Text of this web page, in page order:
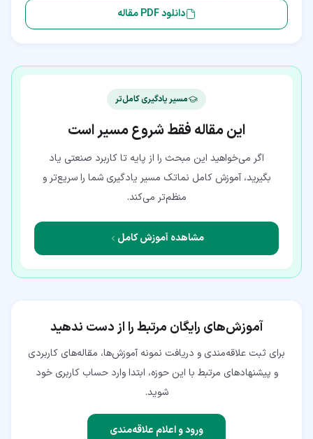
دانلود PDF مقاله
مسیر یادگیری کامل‌تر
این مقاله فقط شروع مسیر است
اگر می‌خواهید این مبحث را از پایه تا کاربرد صنعتی یاد
بگیرید، آموزش کامل نماتک مسیر یادگیری شما را سریع‌تر و
منظم‌تر می‌کند.
مشاهده آموزش کامل
آموزش‌های رایگان مرتبط را از دست ندهید
برای ثبت علاقه‌مندی و دریافت نمونه آموزش‌ها، مقاله‌های کاربردی
و پیشنهادهای مرتبط با این حوزه، ابتدا وارد حساب کاربری خود
شوید.
ورود و اعلام علاقه‌مندی